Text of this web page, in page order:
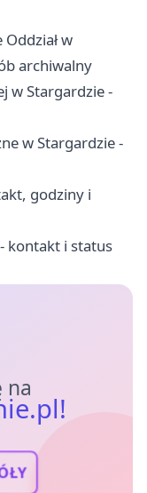
w
archiwalny
w Stargardzie -
w Stargardzie -
godziny i
kontakt i status
na